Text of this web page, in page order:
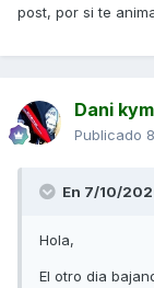
post, por si te
Dani kym
Publicado
En 7/10/
Hola,
El otro dia